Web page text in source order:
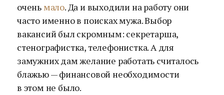
оченьмало. Да и выходили на работу они
часто именно в поисках мужа. Выбор
вакансий был скромным: секретарша,
стенографистка, телефонистка. А для
замужних дам желание работать считалось
блажью — финансовой необходимости
в этом не было.